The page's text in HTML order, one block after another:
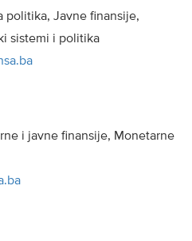
politika, Javne finansije,
sistemi i politika
i javne finansije, Monetarne